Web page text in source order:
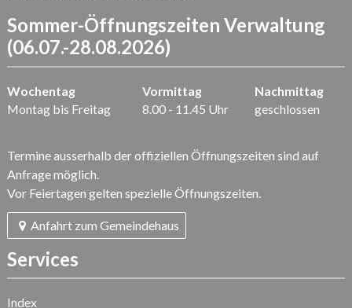
Sommer-Öffnungszeiten Verwaltung
(06.07.-28.08.2026)
Wochentag Vormittag
Nachmittag
Montag bis Freitag
8.00 - 11.45 Uhr geschlossen
Termine ausserhalb der offiziellen Öffnungszeiten sind auf
Anfrage möglich.
Vor Feiertagen gelten spezielle Öffnungszeiten.
Anfahrt zum Gemeindehaus
Services
Index